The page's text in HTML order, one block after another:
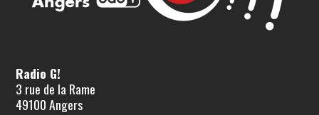
Radio G!
3 rue de la Rame
49100 Angers